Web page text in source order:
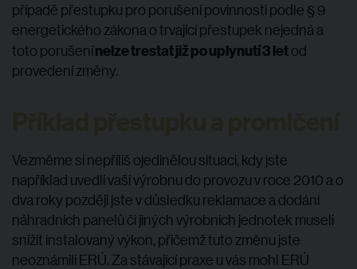
případě přestupku pro porušení povinnosti podle § 9
energetického zákona o trvající přestupek nejedná a
toto porušenínelze trestat již po uplynutí 3 letod
provedení změny.
Vezměme si nepříliš ojedinělou situaci, kdy jste
například uvedli vaši výrobnu do provozu v roce 2010 a o
dva roky později jste v důsledku reklamace a dodání
náhradních panelů či jiných výrobních jednotek museli
snížit instalovaný výkon, přičemž tuto změnu jste
neoznámili ERÚ. Za stávající praxe u vás mohl ERÚ